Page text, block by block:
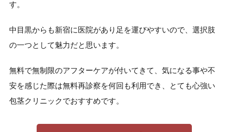
す。
中目黒からも新宿に医院があり足を運びやすいので、選択肢
の一つとして魅力だと思います。
無料で無制限のアフターケアが付いてきて、気になる事や不
安を感じた際は無料再診察を何回も利用でき、とても心強い
包茎クリニックでおすすめです。